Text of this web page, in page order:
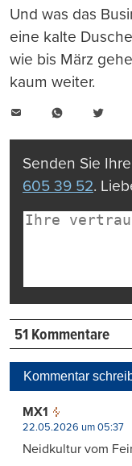
Und was das
eine kalte
wie bis März
kaum weiter.
WhatsApp
Senden Sie
605 39 52.
51 Kommentare
Kommentar
MX1
22.05.2026 um 05:37
Neidkultur vom